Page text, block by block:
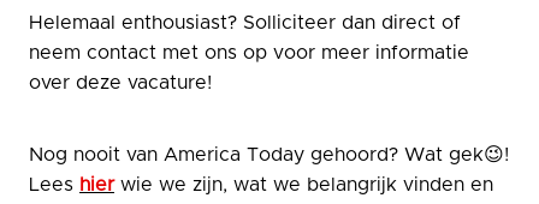
Helemaal enthousiast? Solliciteer dan direct of
neem contact met ons op voor meer informatie
over deze vacature!
Nog nooit van America Today gehoord? Wat gek😉!
Lees hierwie we zijn, wat we belangrijk vinden en